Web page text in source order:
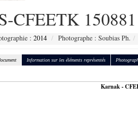
CFEETK 150881
: 2014 Photographe : Soubias Ph.
Information sur les éléments représentés